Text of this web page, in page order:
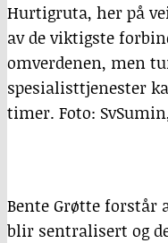
Hurtigruta, her på
av de viktigste
omverdenen, men
spesialisttjenester
timer. Foto:
Bente Grøtte forstår
blir sentralisert og